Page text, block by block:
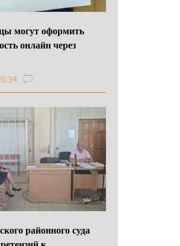
могут оформить
онлайн через
районного суда